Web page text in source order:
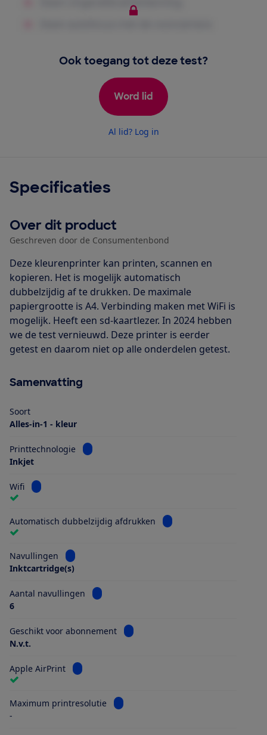
Ook toegang tot deze test?
Word lid
Al lid? Log in
Specificaties
Over dit product
Geschreven door de Consumentenbond
Deze kleurenprinter kan printen, scannen en
kopieren. Het is mogelijk automatisch
dubbelzijdig af te drukken. De maximale
papiergrootte is A4. Verbinding maken met WiFi is
mogelijk. Heeft een sd-kaartlezer. In 2024 hebben
we de test vernieuwd. Deze printer is eerder
getest en daarom niet op alle onderdelen getest.
Samenvatting
Soort
Alles-in-1 - kleur
Printtechnologie
Bekijk informatie voor Printtechnologie
Inkjet
Wifi Bekijk informatie voor Wifi
Automatisch dubbelzijdig afdrukken Bekijk informatie voor
Navullingen
Bekijk informatie voor Navullingen
Inktcartridge(s)
Aantal navullingen
Bekijk informatie voor Aantal navullingen
6
Geschikt voor abonnement
Bekijk informatie voor Geschikt
N.v.t.
Apple AirPrint Bekijk informatie voor Apple AirPrint
Maximum printresolutie
Bekijk informatie voor Maximum
-